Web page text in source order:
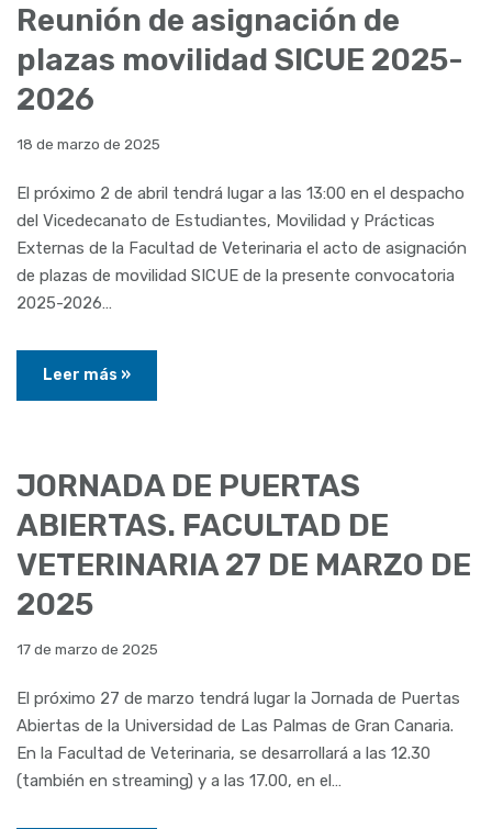
Reunión de asignación de
plazas movilidad SICUE 2025-
2026
18 de marzo de 2025
El próximo 2 de abril tendrá lugar a las 13:00 en el despacho
del Vicedecanato de Estudiantes, Movilidad y Prácticas
Externas de la Facultad de Veterinaria el acto de asignación
de plazas de movilidad SICUE de la presente convocatoria
2025-2026…
Leer más »
JORNADA DE PUERTAS
ABIERTAS. FACULTAD DE
VETERINARIA 27 DE MARZO DE
2025
17 de marzo de 2025
El próximo 27 de marzo tendrá lugar la Jornada de Puertas
Abiertas de la Universidad de Las Palmas de Gran Canaria.
En la Facultad de Veterinaria, se desarrollará a las 12.30
(también en streaming) y a las 17.00, en el…